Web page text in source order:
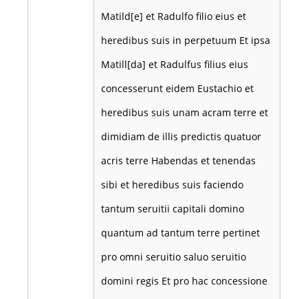
Matild[e] et Radulfo filio eius et
heredibus suis in perpetuum Et ipsa
Matill[da] et Radulfus filius eius
concesserunt eidem Eustachio et
heredibus suis unam acram terre et
dimidiam de illis predictis quatuor
acris terre Habendas et tenendas
sibi et heredibus suis faciendo
tantum seruitii capitali domino
quantum ad tantum terre pertinet
pro omni seruitio saluo seruitio
domini regis Et pro hac concessione